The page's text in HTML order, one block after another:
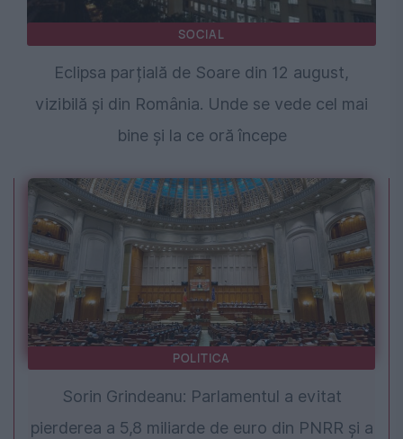
SOCIAL
Eclipsa parțială de Soare din 12 august,
vizibilă și din România. Unde se vede cel mai
bine și la ce oră începe
POLITICA
Sorin Grindeanu: Parlamentul a evitat
pierderea a 5,8 miliarde de euro din PNRR și a